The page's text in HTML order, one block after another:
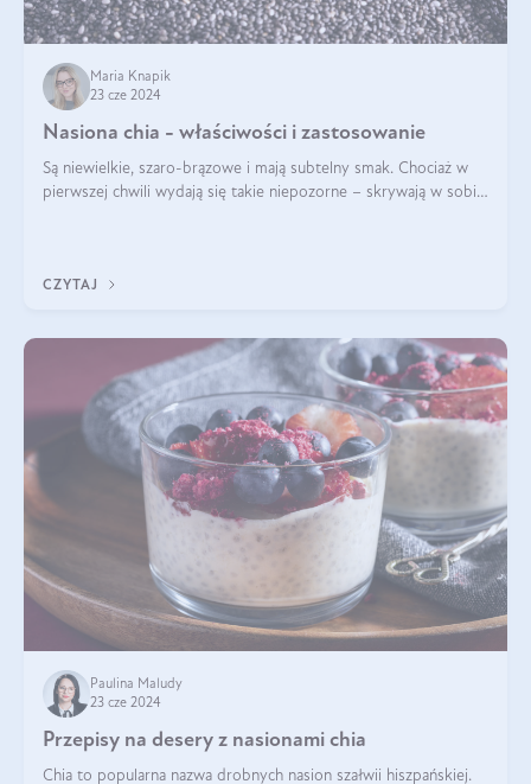
Maria Knapik
23 cze 2024
Nasiona chia - właściwości i zastosowanie
Są niewielkie, szaro-brązowe i mają subtelny smak. Chociaż w
pierwszej chwili wydają się takie niepozorne – skrywają w sobie
CZYTAJ
Paulina Maludy
23 cze 2024
Przepisy na desery z nasionami chia
Chia to popularna nazwa drobnych nasion szałwii hiszpańskiej.